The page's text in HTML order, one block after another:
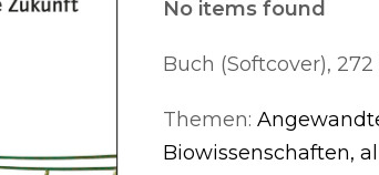
No items found
Buch (Softcover), 272
Themen:
Biowissenschaften,